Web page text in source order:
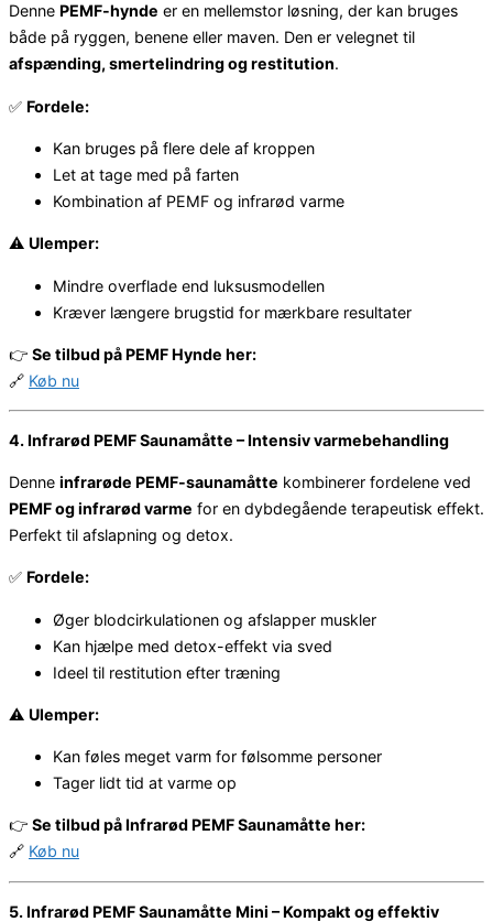
Denne PEMF-hynde er en mellemstor løsning, der kan bruges
både på ryggen, benene eller maven. Den er velegnet til
afspænding, smertelindring og restitution.
✅ Fordele:
Kan bruges på flere dele af kroppen
Let at tage med på farten
Kombination af PEMF og infrarød varme
⚠️ Ulemper:
Mindre overflade end luksusmodellen
Kræver længere brugstid for mærkbare resultater
👉 Se tilbud på PEMF Hynde her:
🔗 Køb nu
4. Infrarød PEMF Saunamåtte – Intensiv varmebehandling
Denne infrarøde PEMF-saunamåtte kombinerer fordelene ved
PEMF og infrarød varme for en dybdegående terapeutisk effekt.
Perfekt til afslapning og detox.
✅ Fordele:
Øger blodcirkulationen og afslapper muskler
Kan hjælpe med detox-effekt via sved
Ideel til restitution efter træning
⚠️ Ulemper:
Kan føles meget varm for følsomme personer
Tager lidt tid at varme op
👉 Se tilbud på Infrarød PEMF Saunamåtte her:
🔗 Køb nu
5. Infrarød PEMF Saunamåtte Mini – Kompakt og effektiv